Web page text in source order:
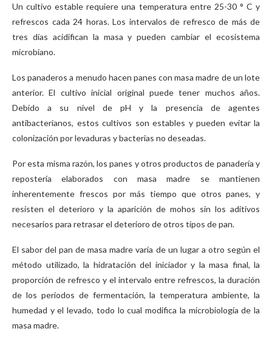
Un cultivo estable requiere una temperatura entre 25-30 ° C y
refrescos cada 24 horas. Los intervalos de refresco de más de
tres días acidifican la masa y pueden cambiar el ecosistema
microbiano.
Los panaderos a menudo hacen panes con masa madre de un lote
anterior. El cultivo inicial original puede tener muchos años.
Debido a su nivel de pH y la presencia de agentes
antibacterianos, estos cultivos son estables y pueden evitar la
colonización por levaduras y bacterias no deseadas.
Por esta misma razón, los panes y otros productos de panadería y
repostería elaborados con masa madre se mantienen
inherentemente frescos por más tiempo que otros panes, y
resisten el deterioro y la aparición de mohos sin los aditivos
necesarios para retrasar el deterioro de otros tipos de pan.
El sabor del pan de masa madre varía de un lugar a otro según el
método utilizado, la hidratación del iniciador y la masa final, la
proporción de refresco y el intervalo entre refrescos, la duración
de los períodos de fermentación, la temperatura ambiente, la
humedad y el levado, todo lo cual modifica la microbiología de la
masa madre.